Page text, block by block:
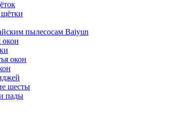
пылесосам Baiyun
окон
окон
шесты
пады